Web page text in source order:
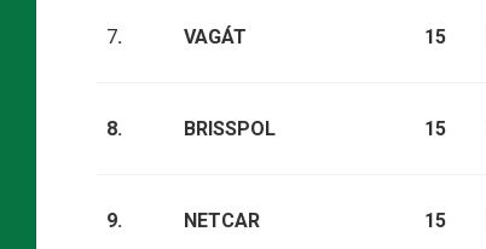
7. VAGÁT 15
8. BRISSPOL 15
9. NETCAR 15